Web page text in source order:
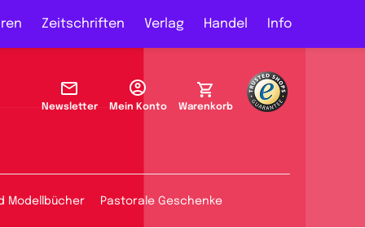
Zeitschriften Verlag Handel Info
Newsletter Mein Konto Warenkorb
Modellbücher Pastorale Geschenke